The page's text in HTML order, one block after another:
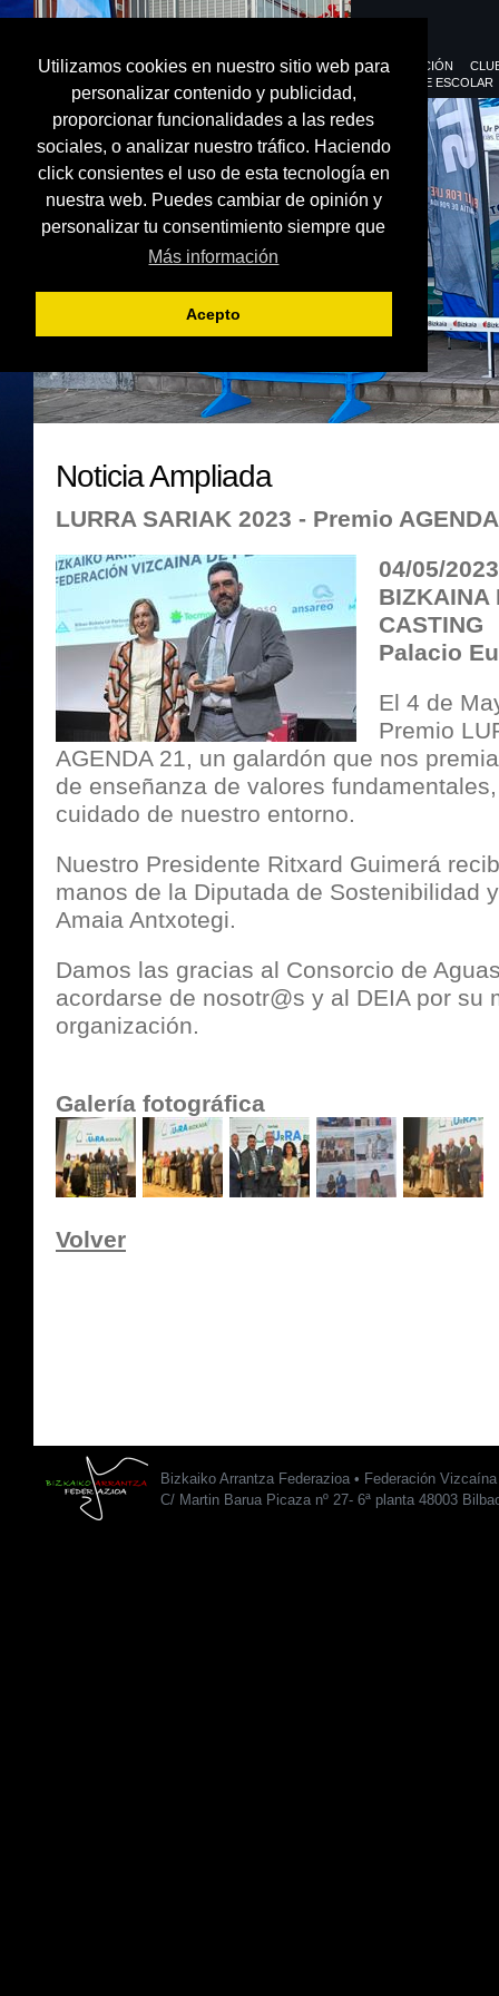
Utilizamos cookies en nuestro sitio web para
personalizar contenido y publicidad,
proporcionar funcionalidades a las redes
sociales, o analizar nuestro tráfico. Haciendo
click consientes el uso de esta tecnología en
nuestra web. Puedes cambiar de opinión y
personalizar tu consentimiento siempre que
Más información
Acepto
FEDERACIÓN
DEPORTE ESCOLAR
Noticia Ampliada
LURRA SARIAK 2023 - Premio
04/05/
BIZKAINA
CASTING
Palacio
El 4 de
Premio
AGENDA 21, un galardón que nos
de enseñanza de valores
cuidado de nuestro entorno.
Nuestro Presidente Ritxard Guimerá
manos de la Diputada de Sostenibilidad
Amaia Antxotegi.
Damos las gracias al Consorcio de
acordarse de nosotr@s y al DEIA por su
organización.
Galería fotográfica
Volver
Bizkaiko Arrantza Federazioa • Federación
C/ Martin Barua Picaza nº 27- 6ª planta 48003